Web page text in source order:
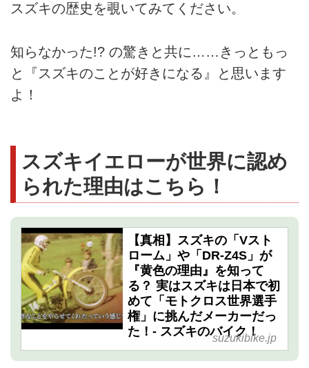
スズキの歴史を覗いてみてください。
知らなかった!? の驚きと共に……きっともっ
と『スズキのことが好きになる』と思います
よ！
スズキイエローが世界に認め
られた理由はこちら！
【真相】スズキの「Vスト
ローム」や「DR-Z4S」が
『黄色の理由』を知って
る？ 実はスズキは日本で初
めて「モトクロス世界選手
権」に挑んだメーカーだっ
た！- スズキのバイク！
suzukibike.jp